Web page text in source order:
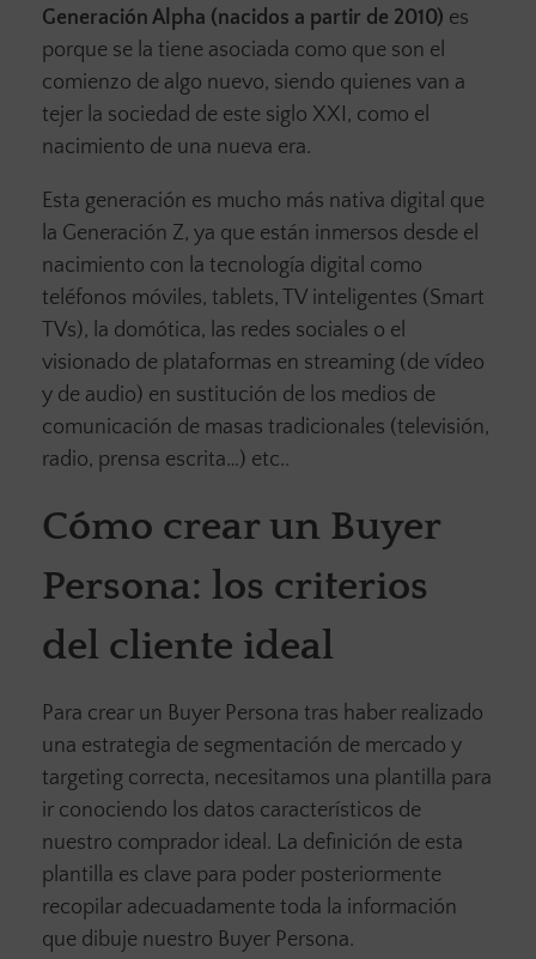
Generación Alpha (nacidos a partir de 2010) es
porque se la tiene asociada como que son el
comienzo de algo nuevo, siendo quienes van a
tejer la sociedad de este siglo XXI, como el
nacimiento de una nueva era.
Esta generación es mucho más nativa digital que
la Generación Z, ya que están inmersos desde el
nacimiento con la tecnología digital como
teléfonos móviles, tablets, TV inteligentes (Smart
TVs), la domótica, las redes sociales o el
visionado de plataformas en streaming (de vídeo
y de audio) en sustitución de los medios de
comunicación de masas tradicionales (televisión,
radio, prensa escrita…) etc..
Cómo crear un Buyer
Persona: los criterios
del cliente ideal
Para crear un Buyer Persona tras haber realizado
una estrategia de segmentación de mercado y
targeting correcta, necesitamos una plantilla para
ir conociendo los datos característicos de
nuestro comprador ideal. La definición de esta
plantilla es clave para poder posteriormente
recopilar adecuadamente toda la información
que dibuje nuestro Buyer Persona.